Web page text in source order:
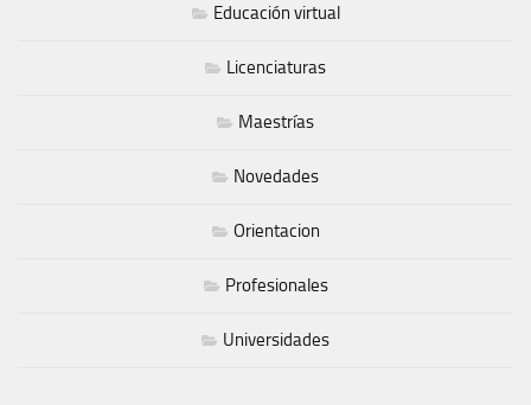
Educación virtual
Licenciaturas
Maestrías
Novedades
Orientacion
Profesionales
Universidades